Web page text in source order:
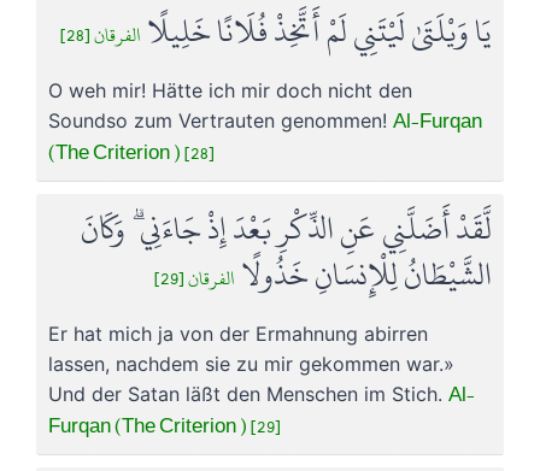
يَا وَيْلَتَىٰ لَيْتَنِي لَمْ أَتَّخِذْ فُلَانًا خَلِيلًا الفرقان [28]
O weh mir! Hätte ich mir doch nicht den
Soundso zum Vertrauten genommen! Al-Furqan
(The Criterion ) [28]
لَّقَدْ أَضَلَّنِي عَنِ الذِّكْرِ بَعْدَ إِذْ جَاءَنِي ۗ وَكَانَ
الشَّيْطَانُ لِلْإِنسَانِ خَذُولًا الفرقان [29]
Er hat mich ja von der Ermahnung abirren
lassen, nachdem sie zu mir gekommen war.»
Und der Satan läßt den Menschen im Stich. Al-
Furqan (The Criterion ) [29]